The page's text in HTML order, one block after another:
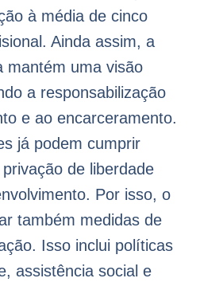
à média de cinco
Ainda assim, a
mantém uma visão
a responsabilização
e ao encarceramento.
já podem cumprir
de liberdade
Por isso, o
também medidas de
Isso inclui políticas
assistência social e